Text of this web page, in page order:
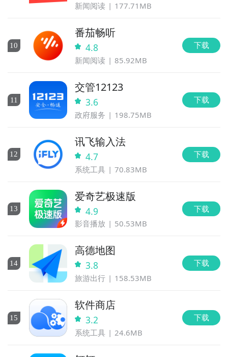
新闻阅读 177.71MB
10
番茄畅听
4.8
新闻阅读 85.92MB
下载
11
交管12123
3.6
政府服务 198.75MB
下载
12
讯飞输入法
4.7
系统工具 70.83MB
下载
13
爱奇艺极速版
4.9
影音播放 50.53MB
下载
14
高德地图
3.8
旅游出行 158.53MB
下载
15
软件商店
3.2
系统工具 24.6MB
下载